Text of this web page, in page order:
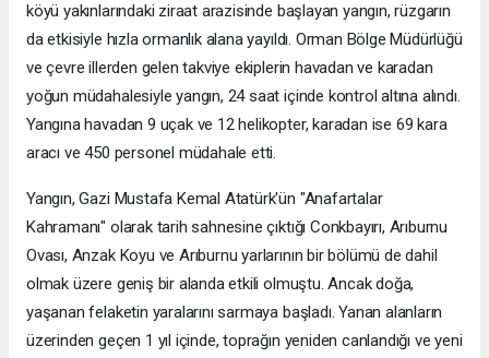
köyü yakınlarındaki ziraat arazisinde başlayan yangın, rüzgarın
da etkisiyle hızla ormanlık alana yayıldı. Orman Bölge Müdürlüğü
ve çevre illerden gelen takviye ekiplerin havadan ve karadan
yoğun müdahalesiyle yangın, 24 saat içinde kontrol altına alındı.
Yangına havadan 9 uçak ve 12 helikopter, karadan ise 69 kara
aracı ve 450 personel müdahale etti.
Yangın, Gazi Mustafa Kemal Atatürk'ün "Anafartalar
Kahramanı" olarak tarih sahnesine çıktığı Conkbayırı, Arıburnu
Ovası, Anzak Koyu ve Arıburnu yarlarının bir bölümü de dahil
olmak üzere geniş bir alanda etkili olmuştu. Ancak doğa,
yaşanan felaketin yaralarını sarmaya başladı. Yanan alanların
üzerinden geçen 1 yıl içinde, toprağın yeniden canlandığı ve yeni